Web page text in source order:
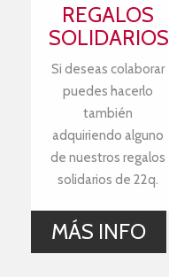
REGALOS
SOLIDARIOS
Si deseas colaborar
puedes hacerlo
también
adquiriendo alguno
de nuestros regalos
solidarios de 22q.
MÁS INFO